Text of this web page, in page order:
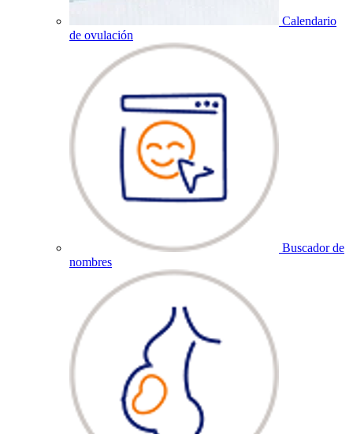
Calendario
de ovulación
Buscador de
nombres